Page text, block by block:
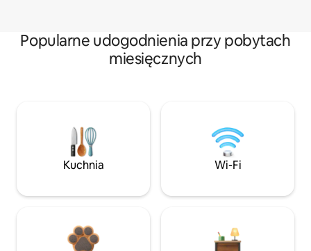
Popularne udogodnienia przy pobytach
miesięcznych
Kuchnia Wi-Fi